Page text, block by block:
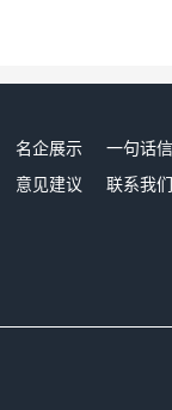
名企展示
一句话
意见建议 联系我们